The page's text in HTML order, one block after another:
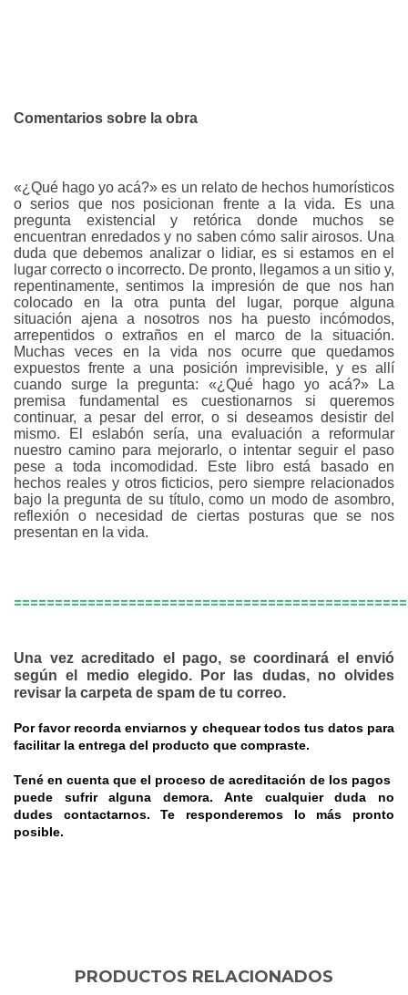
EDICIÓN
Y
LA
CAJA
MISTERIOSA
MARÍA
MAGDALENA
LENNER
DE
LÓPEZ
EDICIÓN
Y
CAJA
MISTERIOSA
Comentarios sobre la obra
«¿Qué hago yo acá?» es un relato de hechos humorísticos
o serios que nos posicionan frente a la vida. Es una
pregunta existencial y retórica donde muchos se
encuentran enredados y no saben cómo salir airosos. Una
duda que debemos analizar o lidiar, es si estamos en el
lugar correcto o incorrecto. De pronto, llegamos a un sitio y,
repentinamente, sentimos la impresión de que nos han
colocado en la otra punta del lugar, porque alguna
situación ajena a nosotros nos ha puesto incómodos,
arrepentidos o extraños en el marco de la situación.
Muchas veces en la vida nos ocurre que quedamos
expuestos frente a una posición imprevisible, y es allí
cuando surge la pregunta: «¿Qué hago yo acá?» La
premisa fundamental es cuestionarnos si queremos
continuar, a pesar del error, o si deseamos desistir del
mismo. El eslabón sería, una evaluación a reformular
nuestro camino para mejorarlo, o intentar seguir el paso
pese a toda incomodidad. Este libro está basado en
hechos reales y otros ficticios, pero siempre relacionados
bajo la pregunta de su título, como un modo de asombro,
reflexión o necesidad de ciertas posturas que se nos
presentan en la vida.
Una vez acreditado el pago, se coordinará el envió
según el medio elegido. Por las dudas, no olvides
revisar la carpeta de spam de tu correo.
Por favor recorda enviarnos y chequear todos tus datos para
facilitar la entrega del producto que compraste.
Tené en cuenta que el proceso de acreditación de los pagos
puede sufrir alguna demora. Ante cualquier duda no
dudes contactarnos. Te responderemos lo más pronto
posible.
PRODUCTOS RELACIONADOS